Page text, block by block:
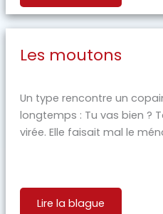
Les moutons
Un type rencontre un
longtemps : Tu vas bien ?
virée. Elle faisait mal le
Lire la blague